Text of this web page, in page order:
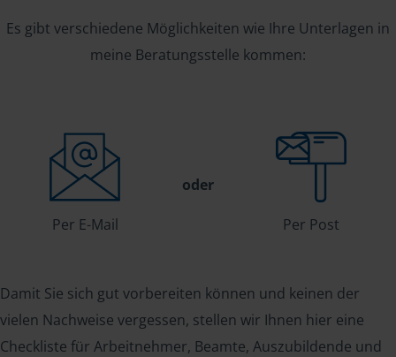
Es gibt verschiedene Möglichkeiten wie Ihre Unterlagen in
meine Beratungsstelle kommen:
Per E-Mail
oder
Per Post
Damit Sie sich gut vorbereiten können und keinen der
vielen Nachweise vergessen, stellen wir Ihnen hier eine
Checkliste für Arbeitnehmer, Beamte, Auszubildende und